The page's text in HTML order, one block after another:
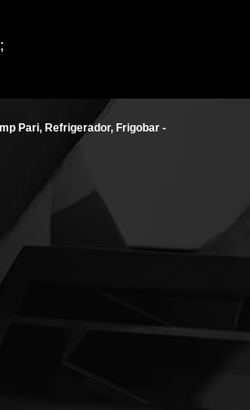
Pari, Refrigerador, Frigobar -